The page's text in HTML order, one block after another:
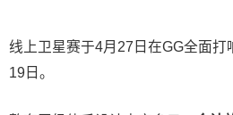
线上卫星赛于4月27日在GG全面打
19日。